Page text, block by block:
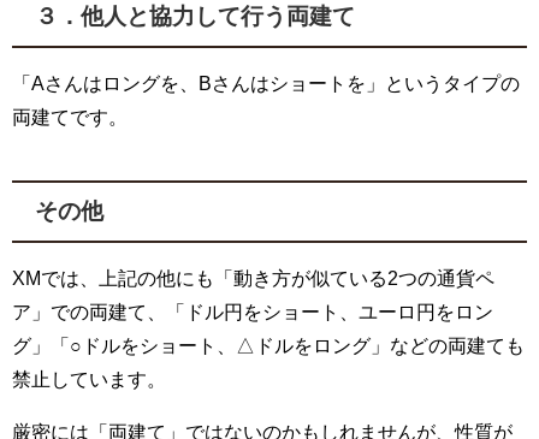
３．他人と協力して行う両建て
「 Aさんはロングを、 Bさんはショートを」というタイプの
両建てです。
その他
XMでは、上記の他にも「動き方が似ている2つの通貨ペ
ア」での両建て、「ドル円をショート、ユーロ円をロン
グ」「○ドルをショート、△ドルをロング」などの両建ても
禁止しています。
厳密には「両建て」ではないのかもしれませんが、性質が